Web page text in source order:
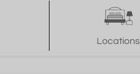
Locations